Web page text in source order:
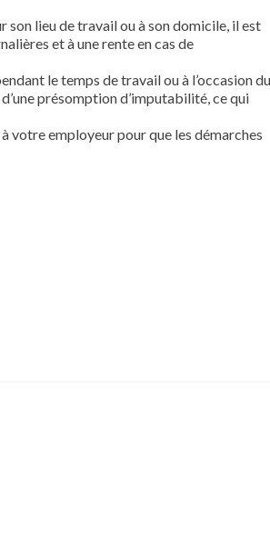
son lieu de travail ou à son domicile, il est
et à une rente en cas de
le temps de travail ou à l’occasion du
présomption d’imputabilité, ce qui
votre employeur pour que les démarches